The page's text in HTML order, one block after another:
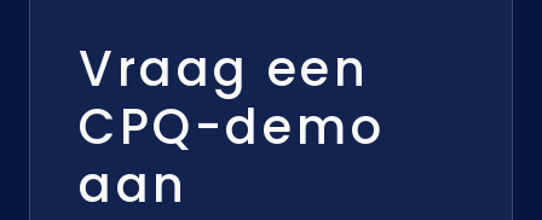
Vraag een
CPQ-demo
aan